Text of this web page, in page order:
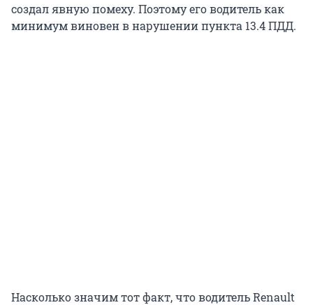
создал явную помеху. Поэтому его водитель как
минимум виновен в нарушении пункта 13.4 ПДД.
Насколько значим тот факт, что водитель Renault